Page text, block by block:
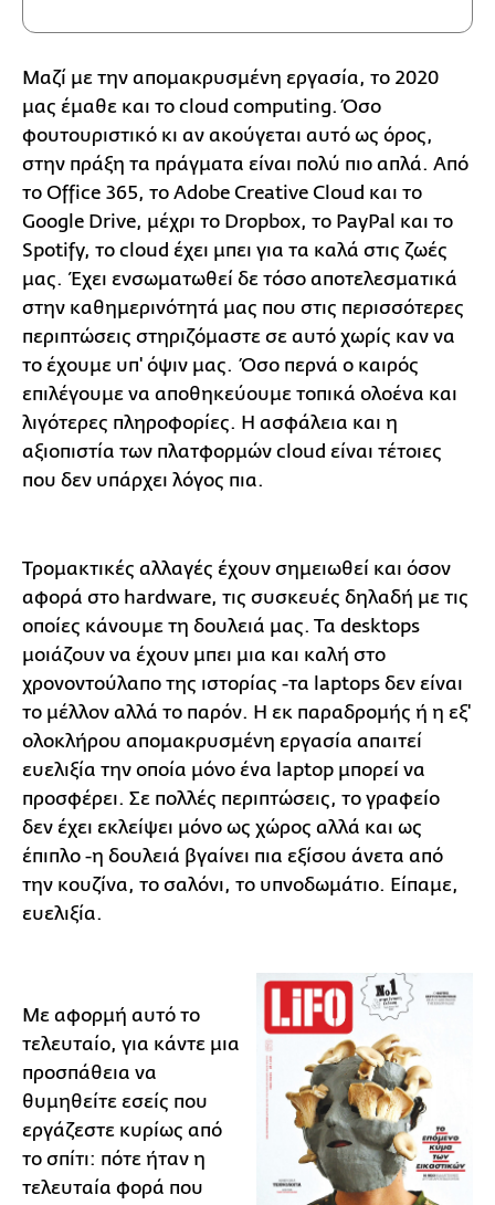
Μαζί με την απομακρυσμένη εργασία, το 2020
μας έμαθε και το cloud computing. Όσο
φουτουριστικό κι αν ακούγεται αυτό ως όρος,
στην πράξη τα πράγματα είναι πολύ πιο απλά. Από
το Office 365, το Adobe Creative Cloud και τo
Google Drive, μέχρι το Dropbox, το PayPal και το
Spotify, το cloud έχει μπει για τα καλά στις ζωές
μας. Έχει ενσωματωθεί δε τόσο αποτελεσματικά
στην καθημερινότητά μας που στις περισσότερες
περιπτώσεις στηριζόμαστε σε αυτό χωρίς καν να
το έχουμε υπ' όψιν μας. Όσο περνά ο καιρός
επιλέγουμε να αποθηκεύουμε τοπικά ολοένα και
λιγότερες πληροφορίες. Η ασφάλεια και η
αξιοπιστία των πλατφορμών cloud είναι τέτοιες
που δεν υπάρχει λόγος πια.
Τρομακτικές αλλαγές έχουν σημειωθεί και όσον
αφορά στο hardware, τις συσκευές δηλαδή με τις
οποίες κάνουμε τη δουλειά μας. Τα desktops
μοιάζουν να έχουν μπει μια και καλή στο
χρονοντούλαπο της ιστορίας -τα laptops δεν είναι
το μέλλον αλλά το παρόν. Η εκ παραδρομής ή η εξ'
ολοκλήρου απομακρυσμένη εργασία απαιτεί
ευελιξία την οποία μόνο ένα laptop μπορεί να
προσφέρει. Σε πολλές περιπτώσεις, το γραφείο
δεν έχει εκλείψει μόνο ως χώρος αλλά και ως
έπιπλο -η δουλειά βγαίνει πια εξίσου άνετα από
την κουζίνα, το σαλόνι, το υπνοδωμάτιο. Είπαμε,
ευελιξία.
Με αφορμή αυτό το
τελευταίο, για κάντε μια
προσπάθεια να
θυμηθείτε εσείς που
εργάζεστε κυρίως από
το σπίτι: πότε ήταν η
τελευταία φορά που